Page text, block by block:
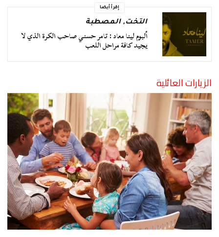
إقرأ أيضا
التخت,المصطبة
ألبوم لينا معاد : تامر حسني صاحب الكرة الذي لا
يجيد كافة مراحل اللعب
الزيارات العائلية